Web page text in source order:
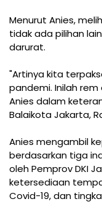
Menurut Anies,
tidak ada pilihan
darurat.
"Artinya kita
pandemi. Inilah
Anies dalam
Balaikota Jakarta,
Anies mengambil
berdasarkan tiga
oleh Pemprov DKI
ketersediaan
Covid-19, dan